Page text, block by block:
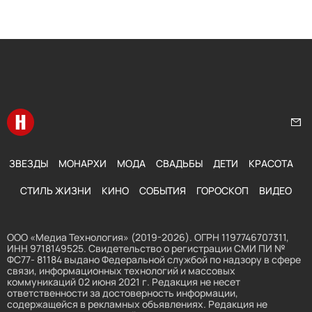
Перейти на главную
ЗВЕЗДЫ МОНАРХИ МОДА СВАДЬБЫ ДЕТИ КРАСОТА
СТИЛЬ ЖИЗНИ КИНО СОБЫТИЯ ГОРОСКОП ВИДЕО
ООО «Медиа Технология» (2019-2026). ОГРН 1197746707311,
ИНН 9718149525. Свидетельство о регистрации СМИ ПИ №
ФС77- 81184 выдано Федеральной службой по надзору в сфере
связи, информационных технологий и массовых
коммуникаций 02 июня 2021 г. Редакция не несет
ответственности за достоверность информации,
содержащейся в рекламных объявлениях. Редакция не